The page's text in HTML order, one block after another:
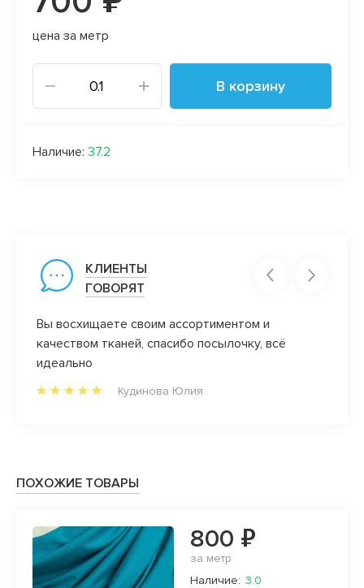
цена за метр
В корзину
Наличие: 37.2
КЛИЕНТЫ
ГОВОРЯТ
Вы восхищаете своим ассортиментом и
качеством тканей, спасибо посылочку, всё
идеально
Кудинова Юлия
ПОХОЖИЕ ТОВАРЫ
800 ₽
за метр
Наличие: 3.0